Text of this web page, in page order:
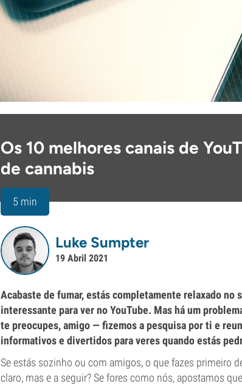
Os 10 melhores canais de
de cannabis
5 min
Luke Sumpter
19 Abril 2021
Acabaste de fumar, estás completamente relaxado no
interessante para ver no YouTube. Mas há um
te preocupes, amigo — fizemos a pesquisa por ti e
informativos e divertidos para veres quando estás
Se estás sozinho ou com amigos, o que fazes primeiro
claro, mas e a seguir? Se fores como nós, apostamos